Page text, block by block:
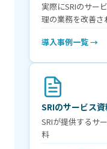
実際にSRIのサー
理の業務を改善
導入事例一覧 →
SRIのサービス
SRIが提供するサ
料